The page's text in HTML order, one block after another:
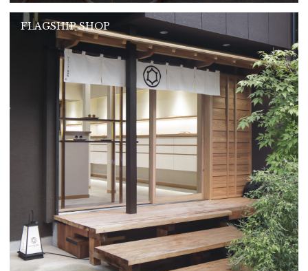
FLAGSHIP SHOP